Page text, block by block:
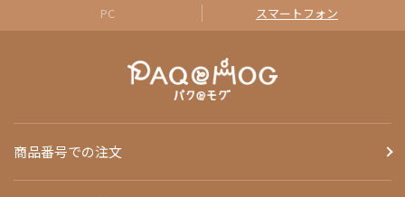
PC スマートフォン
商品番号での注文